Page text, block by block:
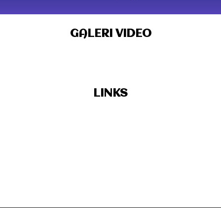
GALERI VIDEO
LINKS